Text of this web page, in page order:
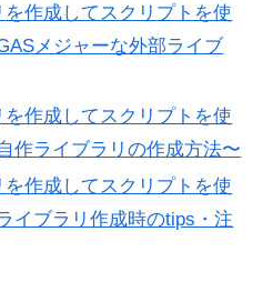
作成してスクリプトを使
メジャーな外部ライブ
作成してスクリプトを使
ライブラリの作成方法〜
作成してスクリプトを使
ブラリ作成時のtips・注